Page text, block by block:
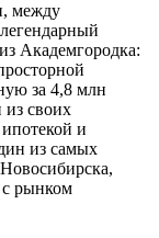
между
Академгородка:
за 4,8 млн
из своих
и
из самых
рынком